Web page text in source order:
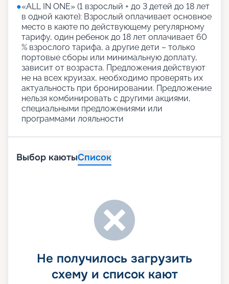
●«АLL IN ONE» (1 взрослый + до 3 детей до 18 лет
в одной каюте): Взрослый оплачивает основное
место в каюте по действующему регулярному
тарифу, один ребенок до 18 лет оплачивает 60
% взрослого тарифа, а другие дети – только
портовые сборы или минимальную доплату,
зависит от возраста. Предложения действуют
не на всех круизах, необходимо проверять их
актуальность при бронировании. Предложение
нельзя комбинировать с другими акциями,
специальными предложениями или
программами лояльности
Выбор каютыСписок
Не получилось загрузить
схему и список кают